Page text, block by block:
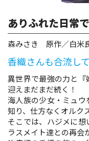
ありふれた日常
森みさき 原作／白米
香織さんも合流し
異世界で最強の力と
迎えまだまだ続く！
海人族の少女・ミュ
知り、仕方なくオルク
そこでは、ハジメに
ラスメイト達との再会